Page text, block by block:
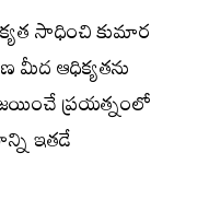
సాధించి కుమార
మీద ఆధిక్యతను
ప్రయత్నంలో
ఇతడే